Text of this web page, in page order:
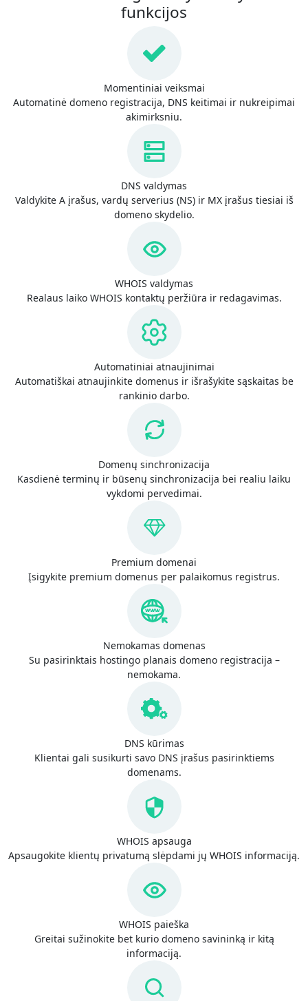
funkcijos
Momentiniai veiksmai
Automatinė domeno registracija, DNS keitimai ir nukreipimai
akimirksniu.
DNS valdymas
Valdykite A įrašus, vardų serverius (NS) ir MX įrašus tiesiai iš
domeno skydelio.
WHOIS valdymas
Realaus laiko WHOIS kontaktų peržiūra ir redagavimas.
Automatiniai atnaujinimai
Automatiškai atnaujinkite domenus ir išrašykite sąskaitas be
rankinio darbo.
Domenų sinchronizacija
Kasdienė terminų ir būsenų sinchronizacija bei realiu laiku
vykdomi pervedimai.
Premium domenai
Įsigykite premium domenus per palaikomus registrus.
Nemokamas domenas
Su pasirinktais hostingo planais domeno registracija –
nemokama.
DNS kūrimas
Klientai gali susikurti savo DNS įrašus pasirinktiems
domenams.
WHOIS apsauga
Apsaugokite klientų privatumą slėpdami jų WHOIS informaciją.
WHOIS paieška
Greitai sužinokite bet kurio domeno savininką ir kitą
informaciją.